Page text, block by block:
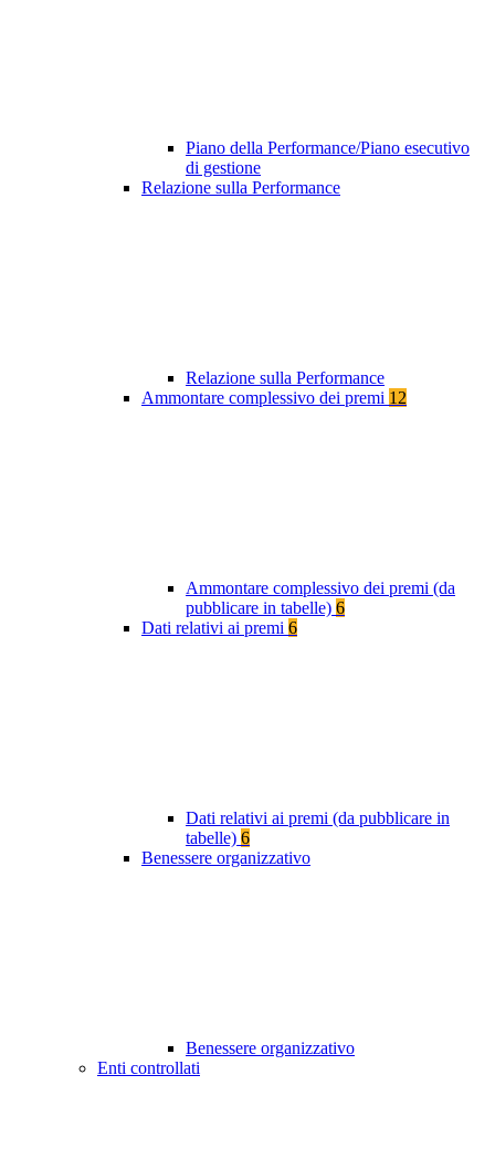
Piano della Performance/Piano esecutivo
di gestione
Relazione sulla Performance
Relazione sulla Performance
Ammontare complessivo dei premi 12
Ammontare complessivo dei premi (da
pubblicare in tabelle) 6
Dati relativi ai premi 6
Dati relativi ai premi (da pubblicare in
tabelle) 6
Benessere organizzativo
Benessere organizzativo
Enti controllati